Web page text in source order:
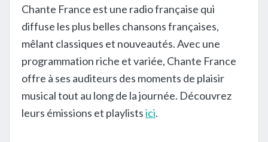
Chante France est une radio française qui
diffuse les plus belles chansons françaises,
mêlant classiques et nouveautés. Avec une
programmation riche et variée, Chante France
offre à ses auditeurs des moments de plaisir
musical tout au long de la journée. Découvrez
leurs émissions et playlistsici.